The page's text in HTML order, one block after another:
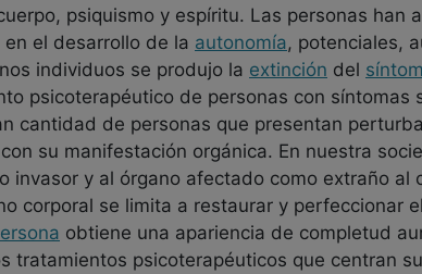
psiquismo y espíritu. Las personas han
el desarrollo de la autonomía, potenciales,
individuos se produjo la extinción del
psicoterapéutico de personas con síntomas
cantidad de personas que presentan
su manifestación orgánica. En nuestra
invasor y al órgano afectado como extraño al
corporal se limita a restaurar y perfeccionar
obtiene una apariencia de completud
tratamientos psicoterapéuticos que centran su